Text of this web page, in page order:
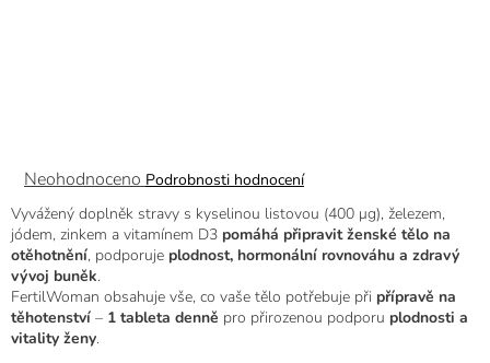
Průměrné
produktu
je
0,0
z
5
hvězdiček.
Neohodnoceno Podrobnosti hodnocení
Vyvážený doplněk stravy s kyselinou listovou (400 μg), železem,
jódem, zinkem a vitamínem D3 pomáhá připravit ženské tělo na
otěhotnění, podporuje plodnost, hormonální rovnováhu a zdravý
vývoj buněk.
FertilWoman obsahuje vše, co vaše tělo potřebuje při přípravě na
těhotenství – 1 tableta denně pro přirozenou podporu plodnosti a
vitality ženy.